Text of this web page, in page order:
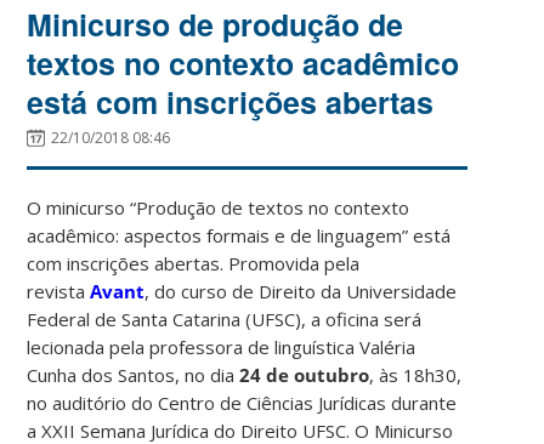
Minicurso de produção de
textos no contexto acadêmico
está com inscrições abertas
22/10/2018 08:46
O minicurso “Produção de textos no contexto
acadêmico: aspectos formais e de linguagem” está
com inscrições abertas. Promovida pela
revistaAvant, do curso de Direito da Universidade
Federal de Santa Catarina (UFSC), a oficina será
lecionada pela professora de linguística Valéria
Cunha dos Santos, no dia24 de outubro, às 18h30,
no auditório do Centro de Ciências Jurídicas durante
a XXII Semana Jurídica do Direito UFSC. O Minicurso